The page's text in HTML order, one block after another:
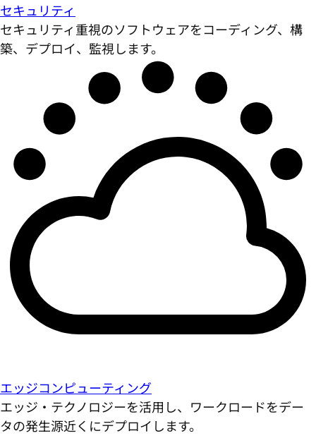
セキュリティ
セキュリティ重視のソフトウェアをコーディング、構
築、デプロイ、監視します。
エッジコンピューティング
エッジ・テクノロジーを活用し、ワークロードをデー
タの発生源近くにデプロイします。